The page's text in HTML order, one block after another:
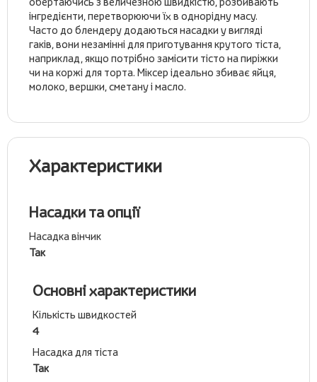
інгредієнти, перетворюючи їх в однорідну масу.
Часто до блендеру додаються насадки у вигляді
гаків, вони незамінні для приготування крутого тіста,
наприклад, якщо потрібно замісити тісто на пиріжки
чи на коржі для торта. Міксер ідеально збиває яйця,
молоко, вершки, сметану і масло.
Характеристики
Насадки та опції
Насадка вінчик
Так
Основні характеристики
Кількість швидкостей
4
Насадка для тіста
Так